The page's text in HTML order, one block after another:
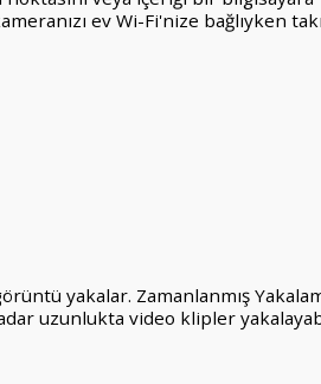
ev Wi-Fi'nize bağlıyken
yakalar. Zamanlanmış
uzunlukta video klipler